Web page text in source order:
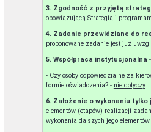
3. Zgodność z przyjętą
obowiązującą Strategią i
4. Zadanie przewidziane do
proponowane zadanie jest już
5. Współpraca instytucjonalna
- Czy osoby odpowiedzialne za
formie oświadczenia? - nie dotyczy
6. Założenie o wykonaniu
elementów (etapów) realizacji
wykonania dalszych jego